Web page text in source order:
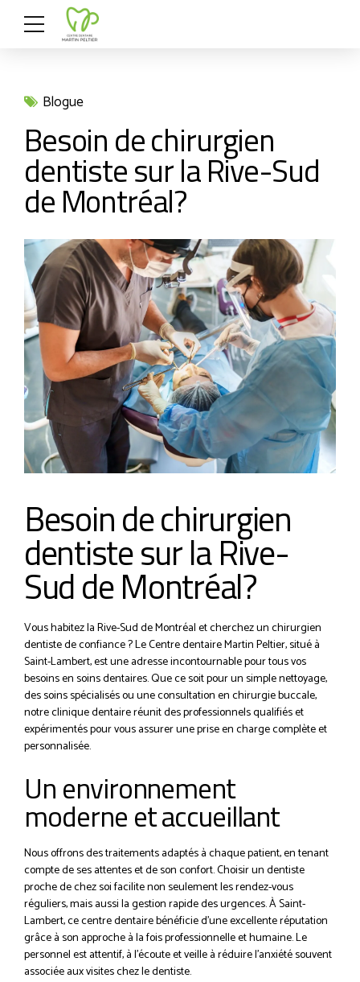
Blogue
Besoin de chirurgien
dentiste sur la Rive-Sud
de Montréal?
Besoin de chirurgien
dentiste sur la Rive-
Sud de Montréal?
Vous habitez la Rive-Sud de Montréal et cherchez un chirurgien
dentiste de confiance ? Le Centre dentaire Martin Peltier, situé à
Saint-Lambert, est une adresse incontournable pour tous vos
besoins en soins dentaires. Que ce soit pour un simple nettoyage,
des soins spécialisés ou une consultation en chirurgie buccale,
notre clinique dentaire réunit des professionnels qualifiés et
expérimentés pour vous assurer une prise en charge complète et
personnalisée.
Un environnement
moderne et accueillant
Nous offrons des traitements adaptés à chaque patient, en tenant
compte de ses attentes et de son confort. Choisir un dentiste
proche de chez soi facilite non seulement les rendez-vous
réguliers, mais aussi la gestion rapide des urgences. À Saint-
Lambert, ce centre dentaire bénéficie d’une excellente réputation
grâce à son approche à la fois professionnelle et humaine. Le
personnel est attentif, à l’écoute et veille à réduire l’anxiété souvent
associée aux visites chez le dentiste.